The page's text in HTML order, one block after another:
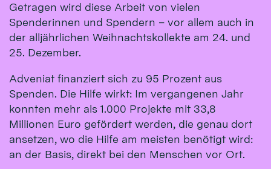
Getragen wird diese Arbeit von vielen
Spenderinnen und Spendern – vor allem auch in
der alljährlichen Weihnachtskollekte am 24. und
25. Dezember.
Adveniat finanziert sich zu 95 Prozent aus
Spenden. Die Hilfe wirkt: Im vergangenen Jahr
konnten mehr als 1.000 Projekte mit 33,8
Millionen Euro gefördert werden, die genau dort
ansetzen, wo die Hilfe am meisten benötigt wird:
an der Basis, direkt bei den Menschen vor Ort.